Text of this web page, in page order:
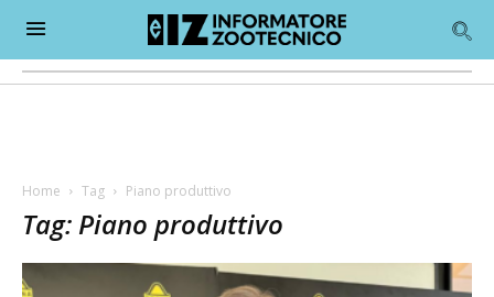
Home Tag Piano produttivo
Tag: Piano produttivo